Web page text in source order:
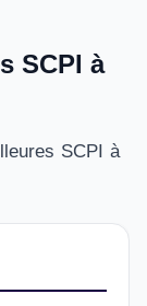
SCPI à
SCPI à